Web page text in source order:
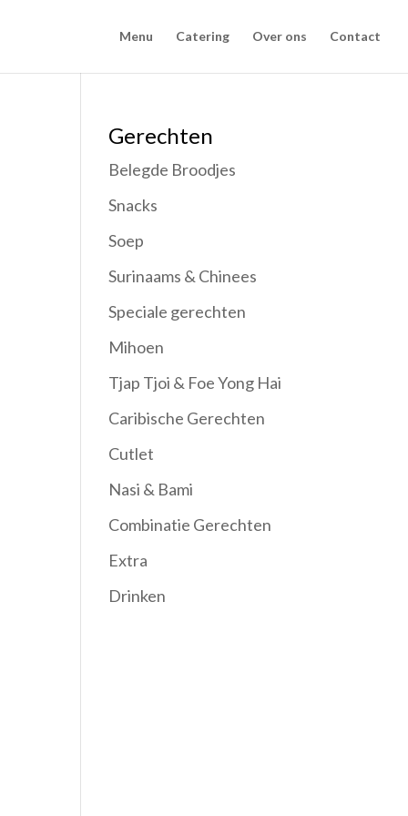
Menu Catering Over ons Contact
Gerechten
Belegde Broodjes
Snacks
Soep
Surinaams & Chinees
Speciale gerechten
Mihoen
Tjap Tjoi & Foe Yong Hai
Caribische Gerechten
Cutlet
Nasi & Bami
Combinatie Gerechten
Extra
Drinken